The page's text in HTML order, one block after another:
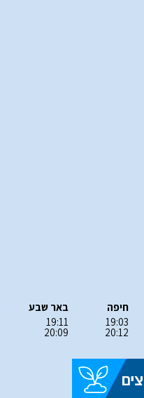
חיפה
19:03
20:12
באר שבע
19:11
20:09